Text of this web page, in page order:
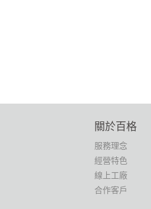
關於百格
服務理念
經營特色
線上工廠
合作客戶